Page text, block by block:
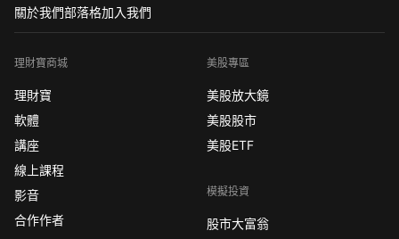
關於我們部落格加入我們
理財寶商城
理財寶
軟體
講座
線上課程
影音
合作作者
美股專區
美股放大鏡
美股股市
美股ETF
模擬投資
股市大富翁